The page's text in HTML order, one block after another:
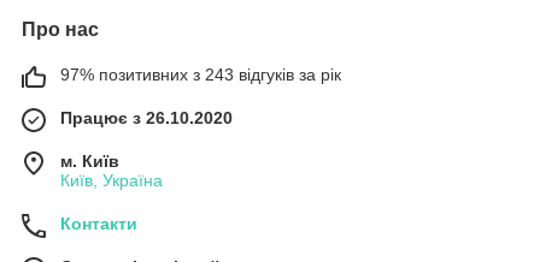
Про нас
97% позитивних з 243 відгуків за рік
Працює з 26.10.2020
м. Київ
Київ, Україна
Контакти